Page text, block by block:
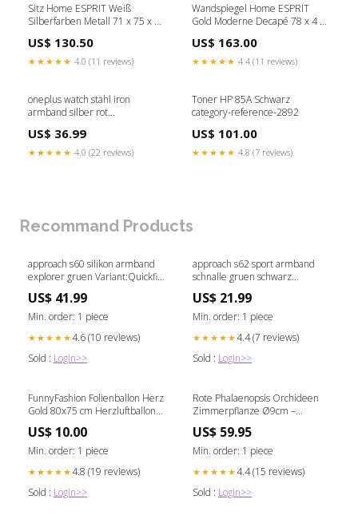
Sitz Home ESPRIT Weiß
Silberfarben Metall 71 x 75 x 95
US$ 130.50
★★★★★ 4.0 (11 reviews)
Wandspiegel Home ESPRIT
Gold Moderne Decapé 78 x 4 x
US$ 163.00
★★★★★ 4.4 (11 reviews)
oneplus watch stahl iron
armband silber rot
US$ 36.99
★★★★★ 4.0 (22 reviews)
Toner HP 85A Schwarz
category-reference-2892
US$ 101.00
★★★★★ 4.8 (7 reviews)
Recommand Products
approach s60 silikon armband
explorer gruen Variant:Quickfit
US$ 41.99
Min. order: 1 piece
★★★★★4.6 (10 reviews)
Sold : Login>>
approach s62 sport armband
schnalle gruen schwarz
US$ 21.99
Min. order: 1 piece
★★★★★4.4 (7 reviews)
Sold : Login>>
FunnyFashion Folienballon Herz
Gold 80x75 cm Herzluftballon
US$ 10.00
Min. order: 1 piece
★★★★★4.8 (19 reviews)
Sold : Login>>
Rote Phalaenopsis Orchideen
Zimmerpflanze Ø9cm –
Wohnzimmer, Büro & helle
Standorte kaufen Kaffeepflanze
US$ 59.95
Min. order: 1 piece
★★★★★4.4 (15 reviews)
Sold : Login>>